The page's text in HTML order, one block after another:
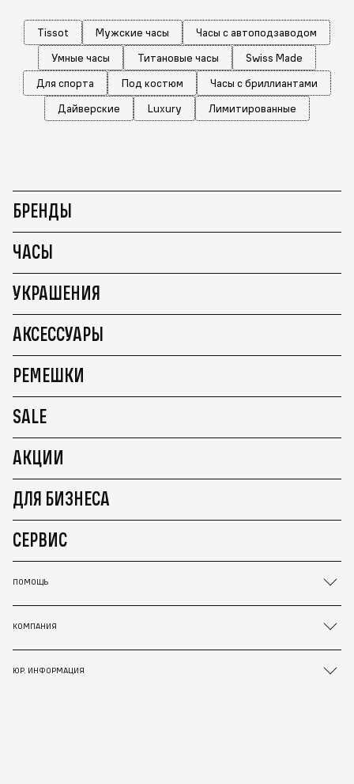
Tissot Мужские часы
Часы с автоподзаводом
Умные часы
Титановые часы
Swiss Made
Для спорта
Под костюм
Часы с бриллиантами
Дайверские
Luxury Лимитированные
БРЕНДЫ
ЧАСЫ
УКРАШЕНИЯ
АКСЕССУАРЫ
РЕМЕШКИ
SALE
АКЦИИ
ДЛЯ БИЗНЕСА
СЕРВИС
ПОМОЩЬ
КОМПАНИЯ
ЮР. ИНФОРМАЦИЯ